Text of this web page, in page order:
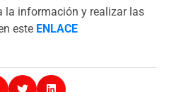
la información y realizar las
este ENLACE